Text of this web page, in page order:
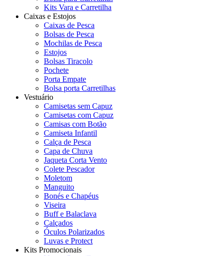
Kits Vara e Carretilha
Caixas e Estojos
Caixas de Pesca
Bolsas de Pesca
Mochilas de Pesca
Estojos
Bolsas Tiracolo
Pochete
Porta Empate
Bolsa porta Carretilhas
Vestuário
Camisetas sem Capuz
Camisetas com Capuz
Camisas com Botão
Camiseta Infantil
Calça de Pesca
Capa de Chuva
Jaqueta Corta Vento
Colete Pescador
Moletom
Manguito
Bonés e Chapéus
Viseira
Buff e Balaclava
Calçados
Óculos Polarizados
Luvas e Protect
Kits Promocionais